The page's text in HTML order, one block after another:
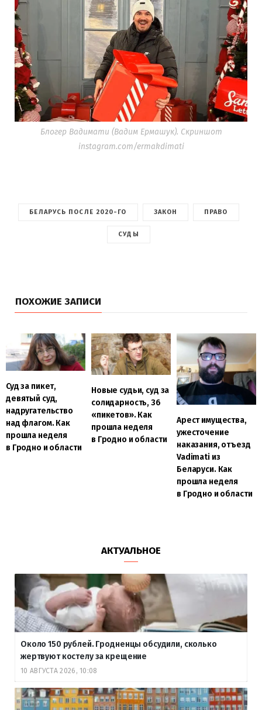
Блогер Вадимати (Вадим Ермашук). Скриншот
instagram.com/ermakdimati
БЕЛАРУСЬ ПОСЛЕ 2020-ГО ЗАКОН ПРАВО
СУДЫ
ПОХОЖИЕ ЗАПИСИ
Суд за пикет,
девятый суд,
надругательство
над флагом. Как
прошла неделя
в Гродно и области
Новые судьи, суд за
солидарность, 36
«пикетов». Как
прошла неделя
в Гродно и области
Арест имущества,
ужесточение
наказания, отъезд
Vadimati из
Беларуси. Как
прошла неделя
в Гродно и области
АКТУАЛЬНОЕ
Около 150 рублей. Гродненцы обсудили, сколько
жертвуют костелу за крещение
10 АВГУСТА 2026, 10:08